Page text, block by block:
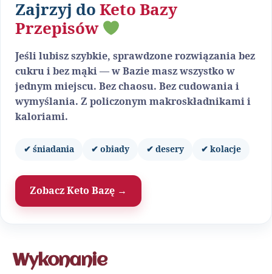
Zajrzyj do Keto Bazy
Przepisów
Jeśli lubisz szybkie, sprawdzone rozwiązania bez
cukru i bez mąki — w Bazie masz wszystko w
jednym miejscu. Bez chaosu. Bez cudowania i
wymyślania. Z policzonym makroskładnikami i
kaloriami.
✔ śniadania ✔ obiady ✔ desery ✔ kolacje
Zobacz Keto Bazę →
Wykonanie